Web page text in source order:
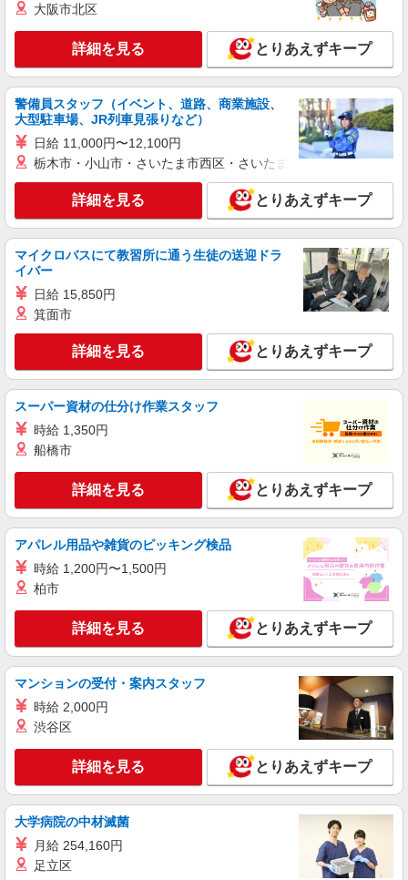
大阪市北区
詳細を見る とりあえずキープ
警備員スタッフ（イベント、道路、商業施設、
大型駐車場、JR列車見張りなど）
日給 11,000円〜12,100円
栃木市・小山市・さいたま市西区・さいたま市岩槻区・久喜市・
詳細を見る とりあえずキープ
マイクロバスにて教習所に通う生徒の送迎ドラ
イバー
日給 15,850円
箕面市
詳細を見る とりあえずキープ
スーパー資材の仕分け作業スタッフ
時給 1,350円
船橋市
詳細を見る とりあえずキープ
アパレル用品や雑貨のピッキング検品
時給 1,200円〜1,500円
柏市
詳細を見る とりあえずキープ
マンションの受付・案内スタッフ
時給 2,000円
渋谷区
詳細を見る とりあえずキープ
大学病院の中材滅菌
月給 254,160円
足立区